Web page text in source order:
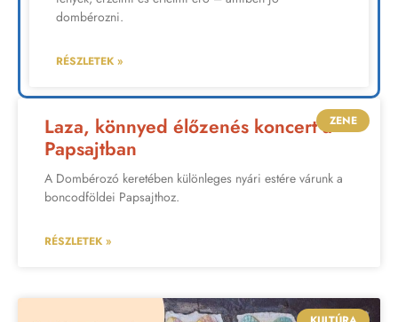
dombérozni.
RÉSZLETEK »
ZENE
Laza, könnyed élőzenés koncert a
Papsajtban
A Dombérozó keretében különleges nyári estére várunk a
boncodföldei Papsajthoz.
RÉSZLETEK »